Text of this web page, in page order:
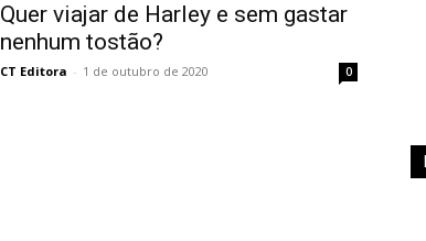
Quer viajar de Harley e sem gastar
nenhum tostão?
CT Editora - 1 de outubro de 2020 0